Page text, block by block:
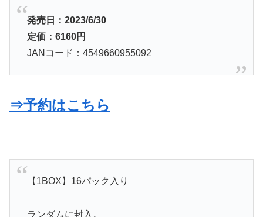
発売日：2023/6/30
定価：6160円
JANコード：4549660955092
⇒予約はこちら
【1BOX】16パック入り
ランダムに封入。